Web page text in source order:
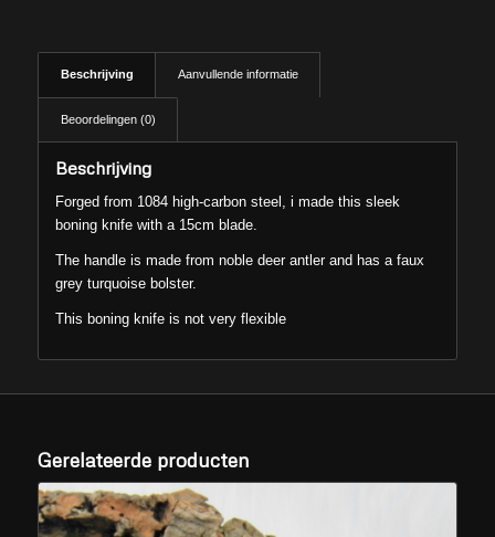
Beschrijving Aanvullende informatie
Beoordelingen (0)
Beschrijving
Forged from 1084 high-carbon steel, i made this sleek
boning knife with a 15cm blade.
The handle is made from noble deer antler and has a faux
grey turquoise bolster.
This boning knife is not very flexible
Gerelateerde producten